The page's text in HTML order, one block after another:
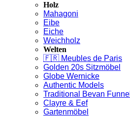
Holz
Mahagoni
Eibe
Eiche
Weichholz
Welten
🇫🇷 Meubles de Paris
Golden 20s Sitzmöbel
Globe Wernicke
Authentic Models
Traditional Bevan Funnell
Clayre & Eef
Gartenmöbel